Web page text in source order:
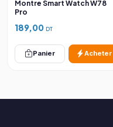
Montre Smart Watch W78
Pro
189,00 DT
Panier Acheter